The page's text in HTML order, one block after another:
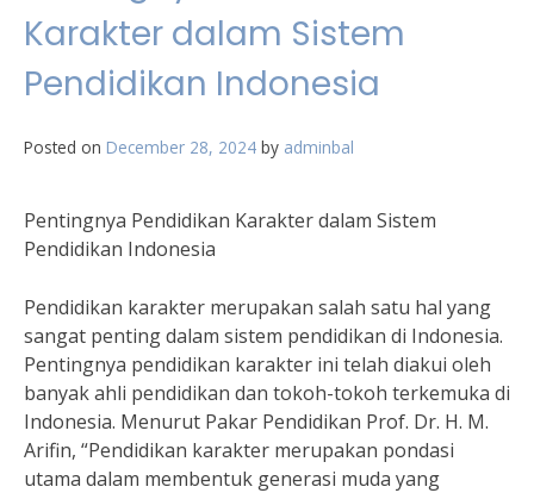
Karakter dalam Sistem
Pendidikan Indonesia
Posted on December 28, 2024 by adminbal
Pentingnya Pendidikan Karakter dalam Sistem
Pendidikan Indonesia
Pendidikan karakter merupakan salah satu hal yang
sangat penting dalam sistem pendidikan di Indonesia.
Pentingnya pendidikan karakter ini telah diakui oleh
banyak ahli pendidikan dan tokoh-tokoh terkemuka di
Indonesia. Menurut Pakar Pendidikan Prof. Dr. H. M.
Arifin, “Pendidikan karakter merupakan pondasi
utama dalam membentuk generasi muda yang